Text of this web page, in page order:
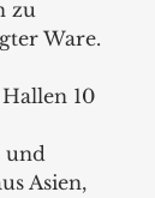
zu
Ware.
10
und
Asien,